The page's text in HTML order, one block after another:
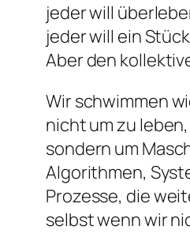
jeder will
jeder will ein
Aber den
Wir schwimmen
nicht um zu leben,
sondern um
Algorithmen,
Prozesse, die
selbst wenn wir